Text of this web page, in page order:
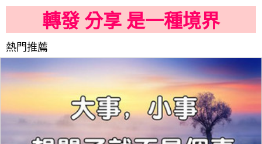
轉發 分享 是一種境界
熱門推薦